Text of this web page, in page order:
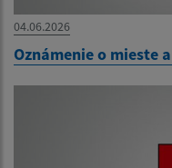
04.06.2026
Oznámenie o mieste